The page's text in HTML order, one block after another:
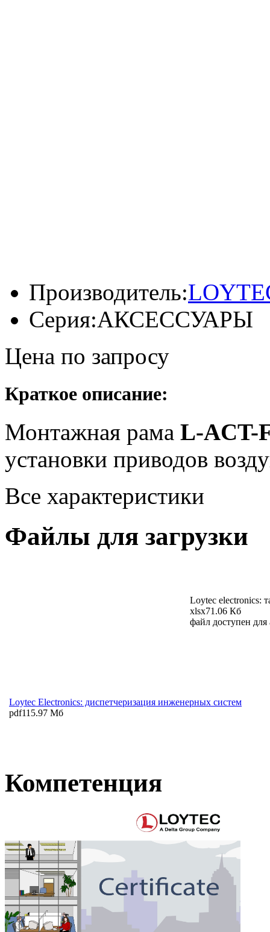
Производитель:
Серия:АКСЕССУАРЫ
Цена по запросу
Краткое описание:
Монтажная рама L-ACT-
установки приводов
Все характеристики
Файлы для загрузки
Loytec electronics:
xlsx71.06 Кб
файл доступен для
Loytec Electronics: диспетчеризация инженерных систем
pdf115.97 Мб
Компетенция